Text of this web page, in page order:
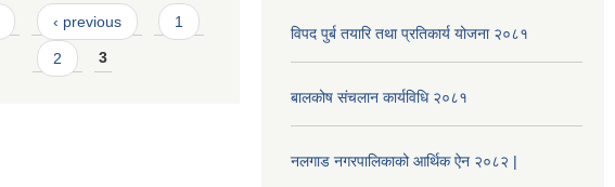
‹ previous 1
2 3
विपद पुर्ब तयारि तथा प्रतिकार्य योजना २०८१
बालकोष संचलान कार्यविधि २०८१
नलगाड नगरपालिकाको आर्थिक ऐन २०८२ |